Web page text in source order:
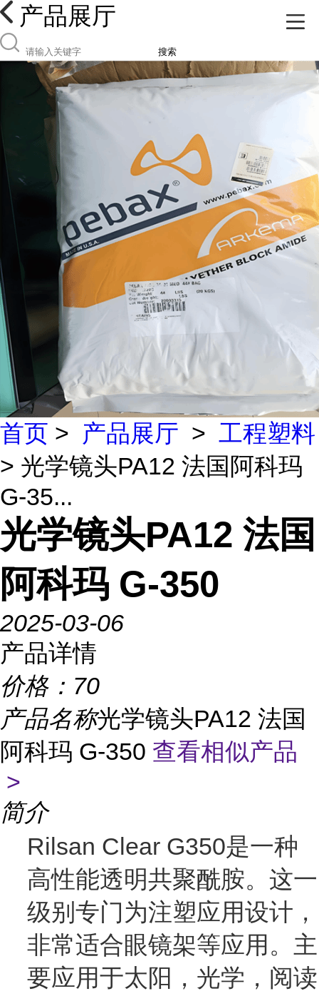
产品展厅
搜索
首页 > 产品展厅 > 工程塑料
> 光学镜头PA12 法国阿科玛
G-35...
光学镜头PA12 法国
阿科玛 G-350
2025-03-06
产品详情
价格： 70
产品名称光学镜头PA12 法国
阿科玛 G-350 查看相似产品
>
简介
Rilsan Clear G350是一种
高性能透明共聚酰胺。这一
级别专门为注塑应用设计，
非常适合眼镜架等应用。主
要应用于太阳，光学，阅读